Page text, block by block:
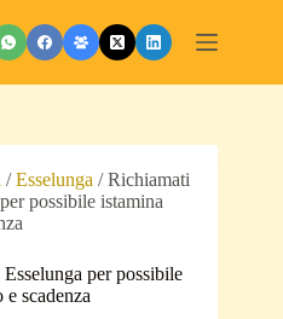
/Esselunga /Richiamati
possibile istamina
per possibile
scadenza